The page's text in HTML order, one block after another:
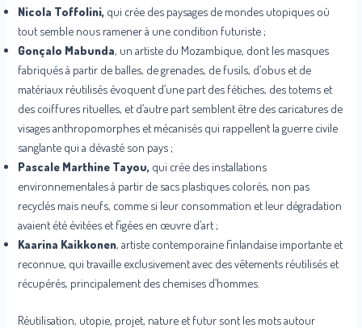
Nicola Toffolini, qui crée des paysages de mondes utopiques où
tout semble nous ramener à une condition futuriste ;
Gonçalo Mabunda, un artiste du Mozambique, dont les masques
fabriqués à partir de balles, de grenades, de fusils, d’obus et de
matériaux réutilisés évoquent d’une part des fétiches, des totems et
des coiffures rituelles, et d’autre part semblent être des caricatures de
visages anthropomorphes et mécanisés qui rappellent la guerre civile
sanglante qui a dévasté son pays ;
Pascale Marthine Tayou, qui crée des installations
environnementales à partir de sacs plastiques colorés, non pas
recyclés mais neufs, comme si leur consommation et leur dégradation
avaient été évitées et figées en œuvre d’art ;
Kaarina Kaikkonen, artiste contemporaine finlandaise importante et
reconnue, qui travaille exclusivement avec des vêtements réutilisés et
récupérés, principalement des chemises d’hommes.
Réutilisation, utopie, projet, nature et futur sont les mots autour